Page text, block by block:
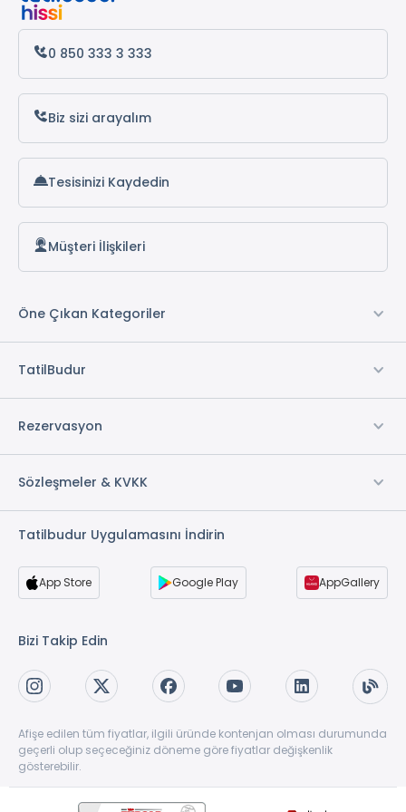
Antalya Otelleri
Alanya Otelleri
0 850 333 3 333
Biz sizi arayalım
Tesisinizi Kaydedin
Müşteri İlişkileri
Öne Çıkan Kategoriler
TatilBudur
Rezervasyon
Sözleşmeler & KVKK
Tatilbudur Uygulamasını İndirin
App Store Google Play AppGallery
Bizi Takip Edin
Afişe edilen tüm fiyatlar, ilgili üründe kontenjan olması durumunda
geçerli olup seçeceğiniz döneme göre fiyatlar değişkenlik
gösterebilir.